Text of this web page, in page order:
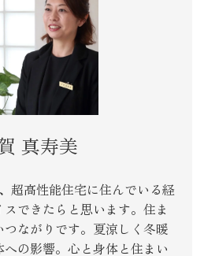
真寿美
超高性能住宅に住んでいる経
できたらと思います。住ま
ながりです。夏涼しく冬暖
の影響。心と身体と住まい